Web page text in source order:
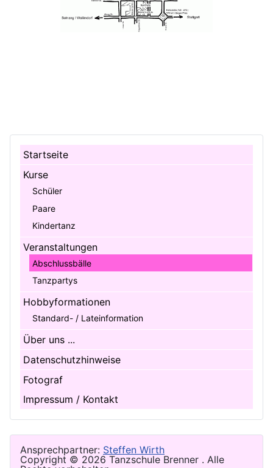
Startseite
Kurse
Schüler
Paare
Kindertanz
Veranstaltungen
Abschlussbälle
Tanzpartys
Hobbyformationen
Standard- / Lateinformation
Über uns ...
Datenschutzhinweise
Fotograf
Impressum / Kontakt
Ansprechpartner: Steffen Wirth
Copyright © 2026 Tanzschule Brenner . Alle